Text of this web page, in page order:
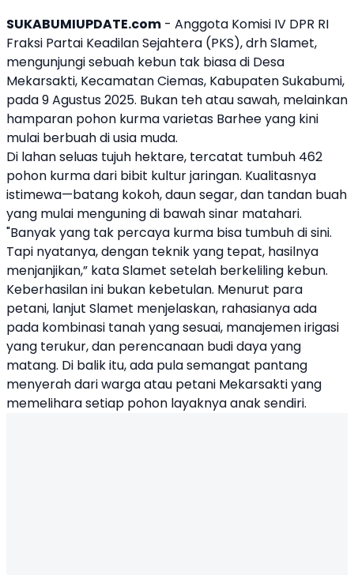
SUKABUMIUPDATE.com - Anggota Komisi IV DPR RI
Fraksi Partai Keadilan Sejahtera (PKS), drh Slamet,
mengunjungi sebuah kebun tak biasa di Desa
Mekarsakti, Kecamatan Ciemas, Kabupaten Sukabumi,
pada 9 Agustus 2025. Bukan teh atau sawah, melainkan
hamparan pohon kurma varietas Barhee yang kini
mulai berbuah di usia muda.
Di lahan seluas tujuh hektare, tercatat tumbuh 462
pohon kurma dari bibit kultur jaringan. Kualitasnya
istimewa—batang kokoh, daun segar, dan tandan buah
yang mulai menguning di bawah sinar matahari.
"Banyak yang tak percaya kurma bisa tumbuh di sini.
Tapi nyatanya, dengan teknik yang tepat, hasilnya
menjanjikan,” kata Slamet setelah berkeliling kebun.
Keberhasilan ini bukan kebetulan. Menurut para
petani, lanjut Slamet menjelaskan, rahasianya ada
pada kombinasi tanah yang sesuai, manajemen irigasi
yang terukur, dan perencanaan budi daya yang
matang. Di balik itu, ada pula semangat pantang
menyerah dari warga atau petani Mekarsakti yang
memelihara setiap pohon layaknya anak sendiri.